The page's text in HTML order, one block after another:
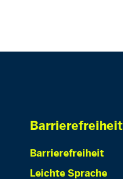
Barrierefreiheit
Barrierefreiheit
Leichte Sprache